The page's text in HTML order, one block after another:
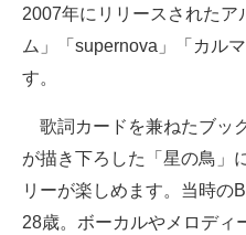
2007年にリリースされたア
ム」「supernova」「カル
す。
歌詞カードを兼ねたブッ
が描き下ろした「星の鳥」
リーが楽しめます。当時の
28歳。ボーカルやメロディ